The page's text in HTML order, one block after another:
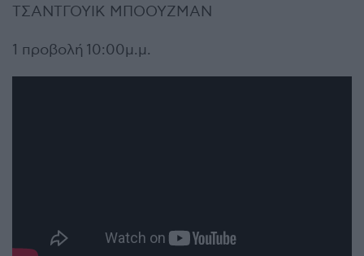
ΤΣΑΝΤΓΟΥΙΚ ΜΠΟΟΥΖΜΑΝ
1 προβολή 10:00μ.μ.